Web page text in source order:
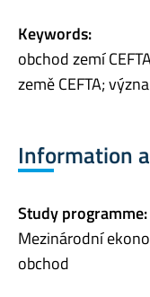
Keywords:
obchod zemí
země CEFTA;
Information
Study programme:
Mezinárodní
obchod